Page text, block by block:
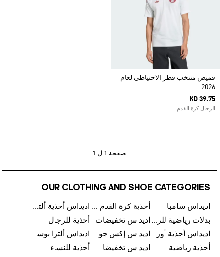
قميص منتخب قطر الاحتياطي لعام
2026
KD 39.75
الرجال كرة القدم
صفحة 1 ل 1
OUR CLOTHING AND SHOE CATEGORIES
اديداس سامبا أحذية كرة القدم للرجال
اديداس أحذية ألترا بوست للرجال
بدلات رياضية للرجال اديداس تخفيضات
أحذية للرجال
اديداس أحذية أورجينالز
اديداس إكس جود بيلينغهام
اديداس ألترا بوست
أحذية رياضية
اديداس تخفيضات للأطفال
أحذية للنساء